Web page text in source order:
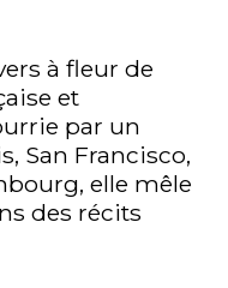
à fleur de
et
par un
San Francisco,
elle mêle
des récits